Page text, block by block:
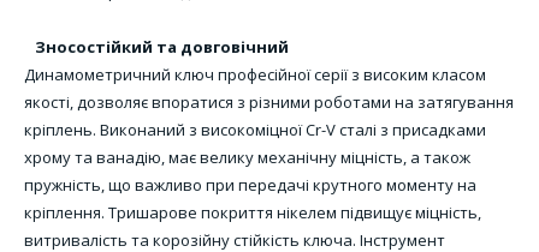
Зносостійкий та довговічний
Динамометричний ключ професійної серії з високим класом
якості, дозволяє впоратися з різними роботами на затягування
кріплень. Виконаний з високоміцної Cr-V сталі з присадками
хрому та ванадію, має велику механічну міцність, а також
пружність, що важливо при передачі крутного моменту на
кріплення. Тришарове покриття нікелем підвищує міцність,
витривалість та корозійну стійкість ключа. Інструмент